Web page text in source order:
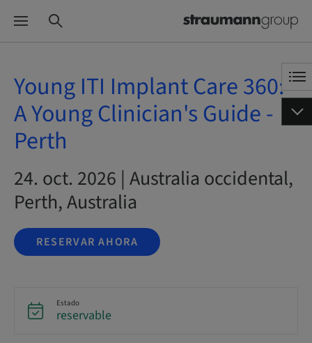
Young ITI Implant Care 360:
A Young Clinician's Guide -
Perth
24. oct. 2026 | Australia occidental,
Perth, Australia
RESERVAR AHORA
Estado
reservable